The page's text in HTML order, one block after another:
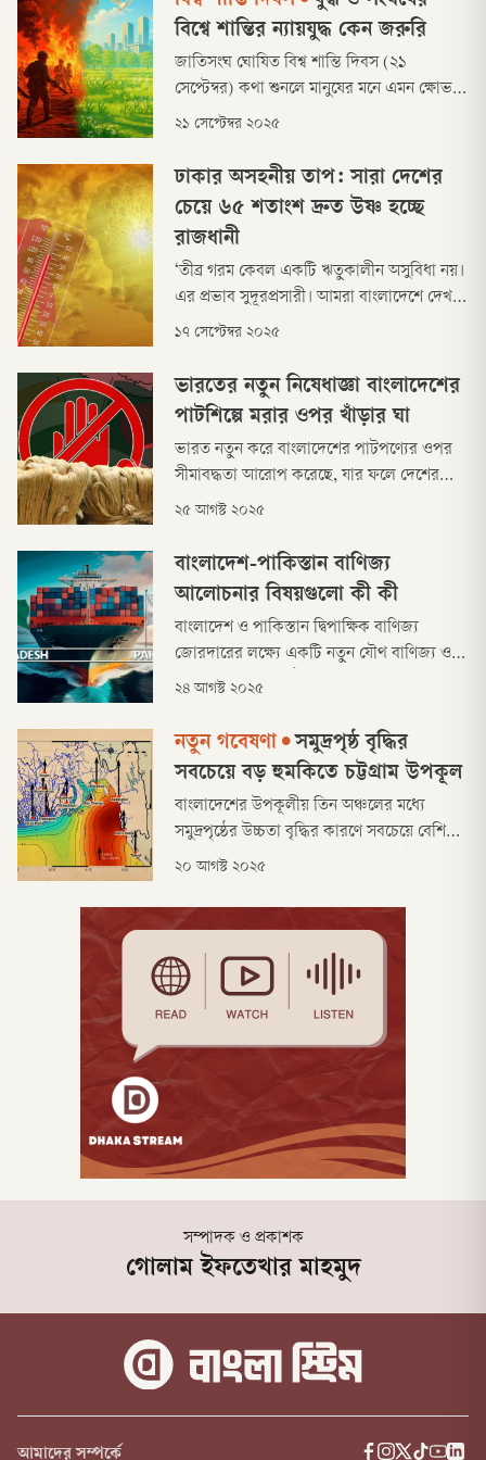
নানা জল্পনা-কল্পনা। বিষয়টি উঠে এসেছে
কথাসাহিত্যিক শওকত ওসমানের স্মৃতিচারণামূলক
‘কালরাত্রির খণ্ডচিত
বিশ্বে শান্তির ন্যায়যুদ্ধ কেন জরুরি
জাতিসংঘ ঘোষিত বিশ্ব শান্তি দিবস (২১
সেপ্টেম্বর) কথা শুনলে মানুষের মনে এমন ক্ষোভ ও
ব্যঙ্গ জাগতেই পারে যে, এসব দিবস দিয়ে আর কী
দেশবিদেশ নির্বিশেষে কেবল নিরন্তর যুদ্ধ, সন্ত্রাস ও
সংঘর্ষের খবর। সঙ্গে সঙ্গে এমন হতাশাও তৈরি হয়
যে বাংলাদেশেও শান্তি বলে কিছু নেই!
২১ সেপ্টেম্বর ২০২৫
ঢাকার অসহনীয় তাপ: সারা দেশের
চেয়ে ৬৫ শতাংশ দ্রুত উষ্ণ হচ্ছে
রাজধানী
‘তীব্র গরম কেবল একটি ঋতুকালীন অসুবিধা নয়।
এর প্রভাব সুদূরপ্রসারী। আমরা বাংলাদেশে দেখছি
যে ক্রমবর্ধমান তাপমাত্রা আমাদের স্বাস্থ্য,
১৭ সেপ্টেম্বর ২০২৫
ভারতের নতুন নিষেধাজ্ঞা বাংলাদেশের
পাটশিল্পে মরার ওপর খাঁড়ার ঘা
ভারত নতুন করে বাংলাদেশের পাটপণ্যের ওপর
সীমাবদ্ধতা আরোপ করেছে, যার ফলে দেশের
সোনালি আঁশ খ্যাত শিল্পের অন্যতম প্রধান রপ্তানি
২৫ আগস্ট ২০২৫
বাংলাদেশ-পাকিস্তান বাণিজ্য
আলোচনার বিষয়গুলো কী কী
বাংলাদেশ ও পাকিস্তান দ্বিপাক্ষিক বাণিজ্য
জোরদারের লক্ষ্যে একটি নতুন যৌথ বাণিজ্য ও
বিনিয়োগ কমিশন গঠনে সম্মত হয়েছে। একই সঙ্গে
প্রণয়ন এবং যৌথ অর্থনৈতিক কমিশন (জেইসি)
পুনরুজ্জীবিত করার পরিকল্পনাও করছে।
২৪ আগস্ট ২০২৫
নতুন গবেষণা •সমুদ্রপৃষ্ঠ বৃদ্ধির
সবচেয়ে বড় হুমকিতে চট্টগ্রাম উপকূল
বাংলাদেশের উপকূলীয় তিন অঞ্চলের মধ্যে
সমুদ্রপৃষ্ঠের উচ্চতা বৃদ্ধির কারণে সবচেয়ে বেশি
হুমকির মুখে রয়েছে পূর্বাঞ্চলীয় চট্টগ্রাম উপকূল।
এসেছে। এর ফলে দেশের বাণিজ্য, শিল্প ও
পর্যটনের অন্যতম কেন্দ্র চট্টগ্রাম ও কক্সবাজার
অঞ্চল হয়ে উঠবে আরও ঝুঁকিপূর্ণ।
২০ আগস্ট ২০২৫
সম্পাদক ও প্রকাশক
গোলাম ইফতেখার মাহমুদ
আমাদের সম্পর্কে